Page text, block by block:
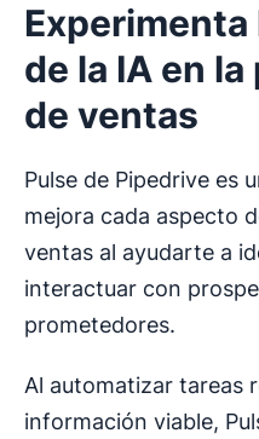
de la IA en
de ventas
Pulse de Pipedrive es
mejora cada aspecto
ventas al ayudarte a
interactuar con
prometedores.
Al automatizar tareas
información viable,